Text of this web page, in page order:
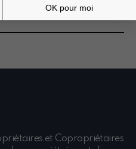
et Copropriétaires